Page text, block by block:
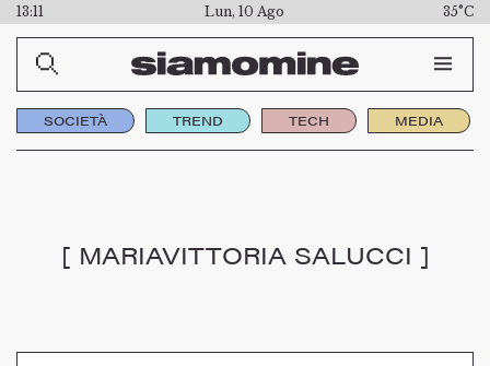
13:11 Lun, 10 Ago 35°C
SOCIETÀ TREND TECH MEDIA
[ MARIAVITTORIA SALUCCI ]